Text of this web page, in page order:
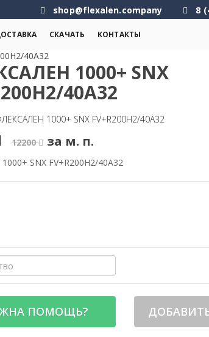
shop@flexalen.company 8
СКАЧАТЬ КОНТАКТЫ
40A32
1000+ SNX
40A32
1000+ SNX FV+R200H2/40A32
12200 за м. п.
SNX FV+R200H2/40A32
ПОМОЩЬ?